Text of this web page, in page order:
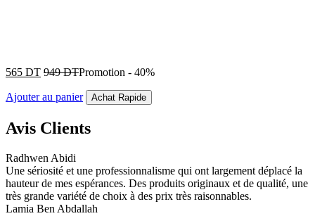
565 DT 949DTPromotion - 40%
Ajouter au panier Achat Rapide
Avis Clients
Radhwen Abidi
Une sériosité et une professionnalisme qui ont largement déplacé la
hauteur de mes espérances. Des produits originaux et de qualité, une
très grande variété de choix à des prix très raisonnables.
Lamia Ben Abdallah